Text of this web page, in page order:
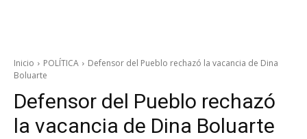
Inicio POLÍTICA
Defensor del Pueblo rechazó la vacancia de Dina
Boluarte
Defensor del Pueblo rechazó
la vacancia de Dina Boluarte